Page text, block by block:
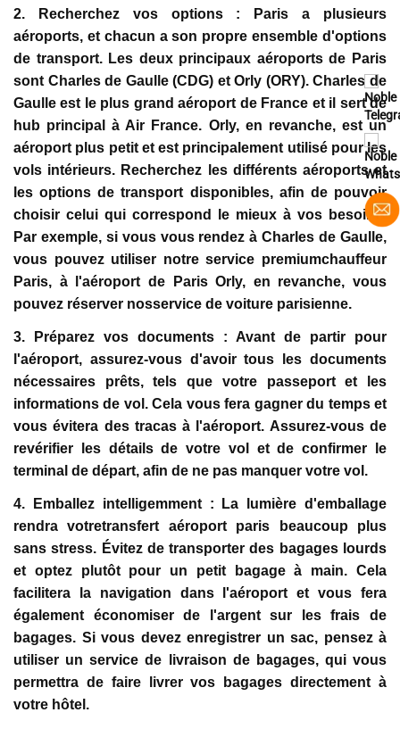
2. Recherchez vos options : Paris a plusieurs
aéroports, et chacun a son propre ensemble d'options
de transport. Les deux principaux aéroports de Paris
sont Charles de Gaulle (CDG) et Orly (ORY). Charles de
Gaulle est le plus grand aéroport de France et il sert de
hub principal à Air France. Orly, en revanche, est un
aéroport plus petit et est principalement utilisé pour les
vols intérieurs. Recherchez les différents aéroports et
les options de transport disponibles, afin de pouvoir
choisir celui qui correspond le mieux à vos besoins.
Par exemple, si vous vous rendez à Charles de Gaulle,
vous pouvez utiliser notre service premiumchauffeur
Paris, à l'aéroport de Paris Orly, en revanche, vous
pouvez réserver nosservice de voiture parisienne.
3. Préparez vos documents : Avant de partir pour
l'aéroport, assurez-vous d'avoir tous les documents
nécessaires prêts, tels que votre passeport et les
informations de vol. Cela vous fera gagner du temps et
vous évitera des tracas à l'aéroport. Assurez-vous de
revérifier les détails de votre vol et de confirmer le
terminal de départ, afin de ne pas manquer votre vol.
4. Emballez intelligemment : La lumière d'emballage
rendra votretransfert aéroport paris beaucoup plus
sans stress. Évitez de transporter des bagages lourds
et optez plutôt pour un petit bagage à main. Cela
facilitera la navigation dans l'aéroport et vous fera
également économiser de l'argent sur les frais de
bagages. Si vous devez enregistrer un sac, pensez à
utiliser un service de livraison de bagages, qui vous
permettra de faire livrer vos bagages directement à
votre hôtel.